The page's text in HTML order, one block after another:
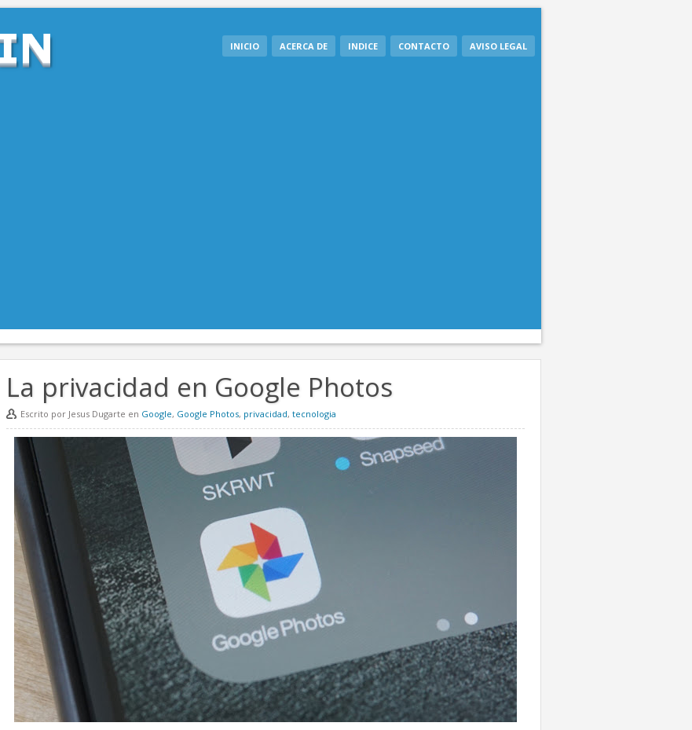
INICIO ACERCA DE INDICE CONTACTO AVISO LEGAL
La privacidad en Google Photos
Escrito por Jesus Dugarte en Google, Google Photos, privacidad, tecnologia